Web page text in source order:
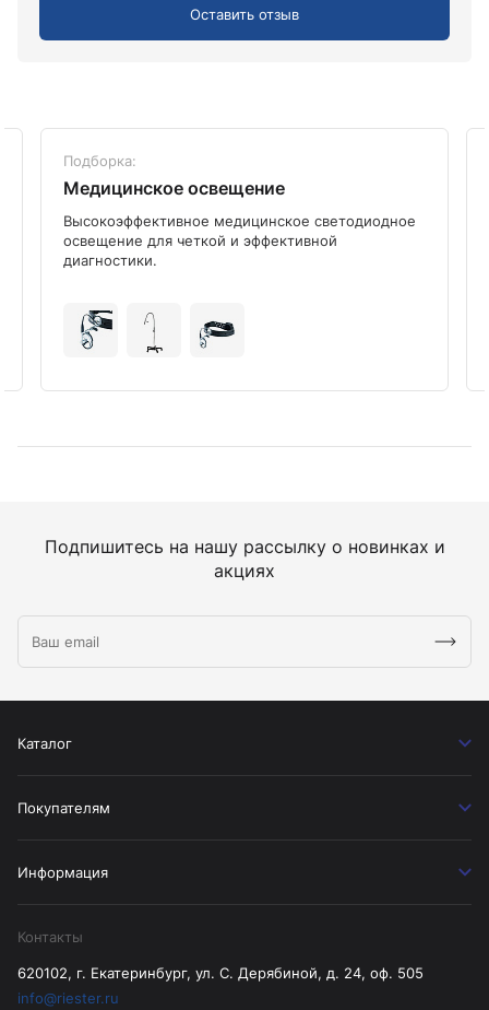
Оставить отзыв
Подборка:
Медицинское освещение
Высокоэффективное медицинское светодиодное
освещение для четкой и эффективной
диагностики.
Подпишитесь на нашу рассылку о новинках и
акциях
Каталог
Покупателям
Информация
Контакты
620102, г. Екатеринбург, ул. С. Дерябиной, д. 24, оф. 505
info@riester.ru